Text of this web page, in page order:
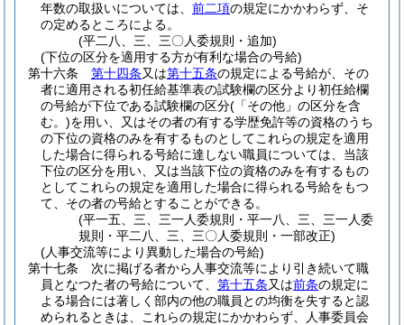
年数の取扱いについては、 前二項の規定にかかわらず、そ
の定めるところによる。
(平二八、三、三〇人委規則・追加)
(下位の区分を適用する方が有利な場合の号給)
第十六条
第十四条又は第十五条の規定による号給が、その
者に適用される初任給基準表の試験欄の区分より初任給欄
の号給が下位である試験欄の区分(「その他」の区分を含
む。)を用い、又はその者の有する学歴免許等の資格のうち
の下位の資格のみを有するものとしてこれらの規定を適用
した場合に得られる号給に達しない職員については、当該
下位の区分を用い、又は当該下位の資格のみを有するもの
としてこれらの規定を適用した場合に得られる号給をもつ
て、その者の号給とすることができる。
(平一五、三、三一人委規則・平一八、三、三一人委
規則・平二八、三、三〇人委規則・一部改正)
(人事交流等により異動した場合の号給)
第十七条
次に掲げる者から人事交流等により引き続いて職
員となつた者の号給について、 第十五条又は前条の規定に
よる場合には著しく部内の他の職員との均衡を失すると認
められるときは、これらの規定にかかわらず、人事委員会